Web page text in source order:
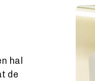
hal
de